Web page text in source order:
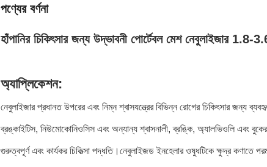
পণ্যের বর্ণনা
হাঁপানির চিকিৎসার জন্য উদ্ভাবনী পোর্টেবল মেশ নেবুলাইজার 1.8-
অ্যাপ্লিকেশন:
নেবুলাইজার প্রধানত উপরের এবং নিম্ন শ্বাসযন্ত্রের বিভিন্ন রোগের চিকিৎসার জন্য
ব্রঙ্কাইটিস, নিউমোকোনিওসিস এবং অন্যান্য শ্বাসনালী, ব্রঙ্কি, অ্যালভিওলি এবং
গুরুত্বপূর্ণ এবং কার্যকর চিকিত্সা পদ্ধতি।নেবুলাইজড ইনহেলার ওষুধটিকে ক্ষুদ্র কণাতে